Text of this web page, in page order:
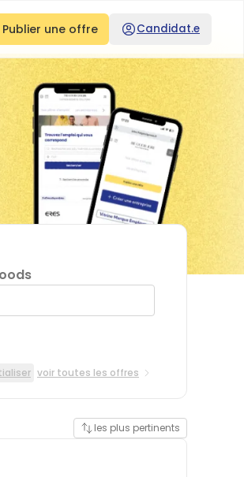
Publier une offre Candidat.e
voir toutes les offres
les plus pertinents